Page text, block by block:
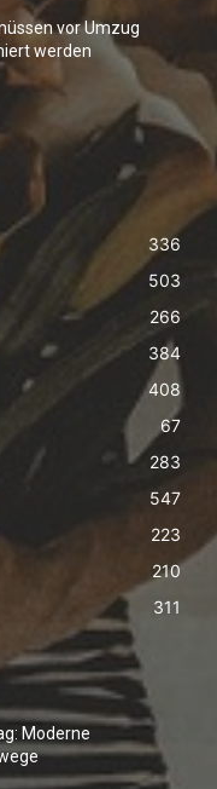
vor Umzug
werden
336
503
266
384
408
67
283
547
223
210
311
Moderne